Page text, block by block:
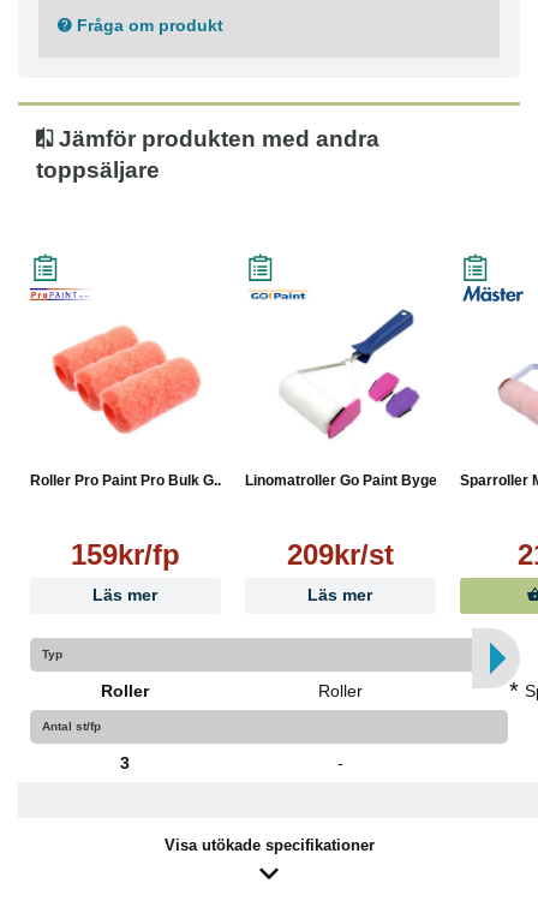
Fråga om produkt
Jämför produkten med andra
toppsäljare
Roller Pro Paint Pro Bulk G...
159kr/fp
Läs mer
Linomatroller Go Paint Byge...
209kr/st
Läs mer
Sparroller
Typ
Roller Roller *
Antal st/fp
3 -
Visa utökade specifikationer